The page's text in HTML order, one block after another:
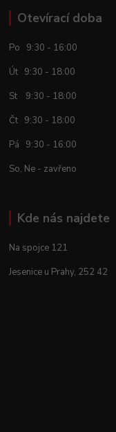
Otevírací doba
Po 9:30 - 16:00
Út 9:30 - 18:00
St 9:30 - 18:00
Čt 9:30 - 18:00
Pá 9:30 - 16:00
So, Ne - zavřeno
Kde nás najdete
Na spojce 121
Jesenice u Prahy, 252 42